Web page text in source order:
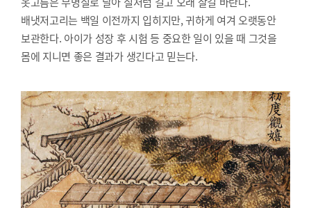
배냇저고리는 백일 이전까지 입히지만, 귀하게 여겨 오랫동안
보관한다. 아이가 성장 후 시험 등 중요한 일이 있을 때 그것을
몸에 지니면 좋은 결과가 생긴다고 믿는다.